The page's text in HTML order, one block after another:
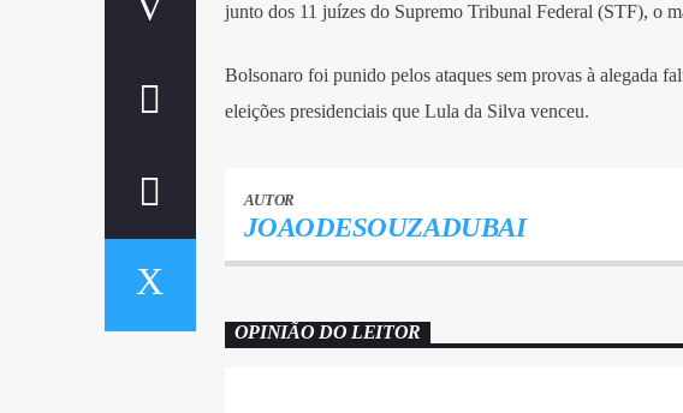
junto dos 11 juízes do Supremo Tribunal Federal (STF), o
Bolsonaro foi punido pelos ataques sem provas à alegada
eleições presidenciais que Lula da Silva venceu.
AUTOR
JOAODESOUZADUBAI
OPINIÃO DO LEITOR